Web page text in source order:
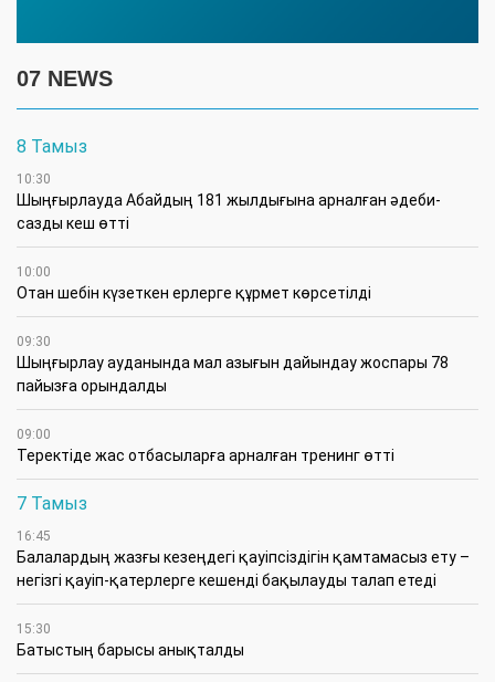
07 NEWS
8 Тамыз
10:30
Шыңғырлауда Абайдың 181 жылдығына арналған әдеби-
сазды кеш өтті
10:00
Отан шебін күзеткен ерлерге құрмет көрсетілді
09:30
​Шыңғырлау ауданында мал азығын дайындау жоспары 78
пайызға орындалды
09:00
​Теректіде жас отбасыларға арналған тренинг өтті
7 Тамыз
16:45
Балалардың жазғы кезеңдегі қауіпсіздігін қамтамасыз ету –
негізгі қауіп-қатерлерге кешенді бақылауды талап етеді
15:30
Батыстың барысы анықталды